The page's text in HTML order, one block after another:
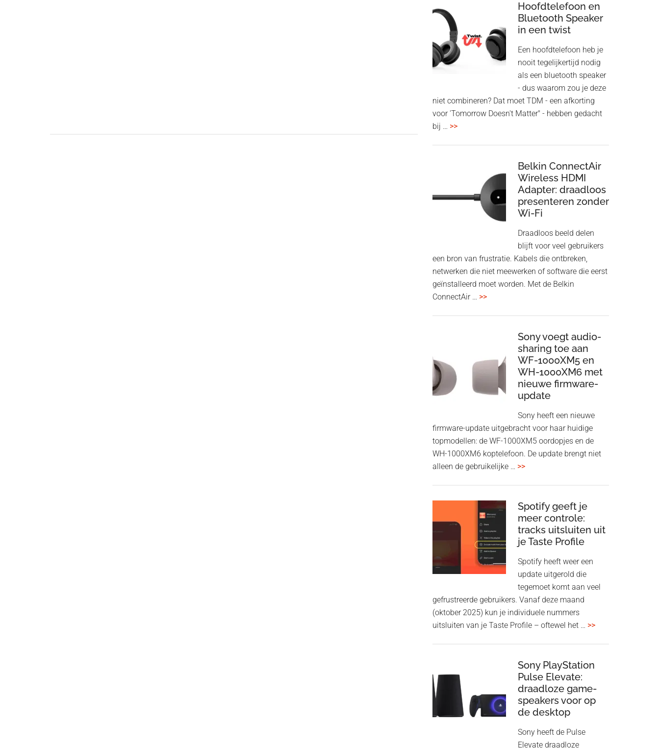
Hoofdtelefoon en
Bluetooth Speaker
in een twist
Een hoofdtelefoon heb je
nooit tegelijkertijd nodig
als een bluetooth speaker
- dus waarom zou je deze
niet combineren? Dat moet TDM - een afkorting
voor 'Tomorrow Doesn't Matter" - hebben gedacht
bij … >>overHoofdtelefoon
twist
Belkin ConnectAir
Wireless HDMI
Adapter: draadloos
presenteren zonder
Wi-Fi
Draadloos beeld delen
blijft voor veel gebruikers
een bron van frustratie. Kabels die ontbreken,
netwerken die niet meewerken of software die eerst
geïnstalleerd moet worden. Met de Belkin
ConnectAir … >>overBelkin
draadloos
presenteren
zonder
Wi-
Sony voegt audio-
sharing toe aan
WF-1000XM5 en
WH-1000XM6 met
nieuwe firmware-
update
Sony heeft een nieuwe
firmware-update uitgebracht voor haar huidige
topmodellen: de WF-1000XM5 oordopjes en de
WH-1000XM6 koptelefoon. De update brengt niet
alleen de gebruikelijke … >>overSony
sharing
toe
aan
WF-
1000XM6
Spotify geeft je
meer controle:
tracks uitsluiten uit
je Taste Profile
Spotify heeft weer een
update uitgerold die
tegemoet komt aan veel
gefrustreerde gebruikers. Vanaf deze maand
(oktober 2025) kun je individuele nummers
uitsluiten van je Taste Profile – oftewel het … >>overSpotify
tracks
uitsluiten
Sony PlayStation
Pulse Elevate:
draadloze game-
speakers voor op
de desktop
Sony heeft de Pulse
Elevate draadloze